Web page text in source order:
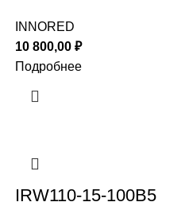
INNORED
10 800,00 ₽
Подробнее
IRW110-15-100B5